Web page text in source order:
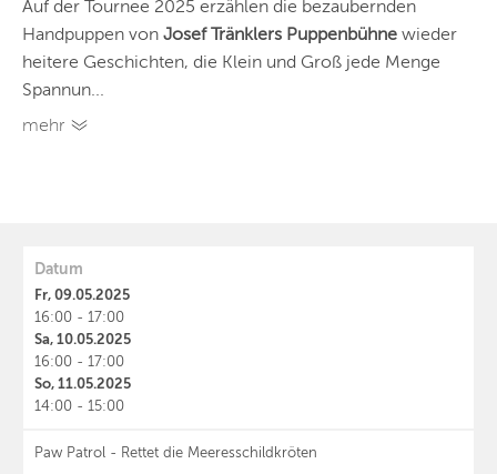
Auf der Tournee 2025 erzählen die bezaubernden
Handpuppen von Josef Tränklers Puppenbühne wieder
heitere Geschichten, die Klein und Groß jede Menge
Spannun...
mehr
Datum
Fr, 09.05.2025
16:00 - 17:00
Sa, 10.05.2025
16:00 - 17:00
So, 11.05.2025
14:00 - 15:00
Paw Patrol - Rettet die Meeresschildkröten